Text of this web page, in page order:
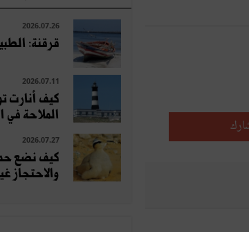
2026.07.26
قرقنة:
2026.07.11
كيف أنارت
الملاحة في
2026.07.27
كيف نضع
والاحتجاز